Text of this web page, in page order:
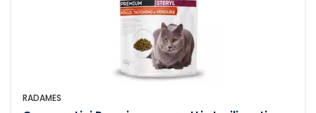
RADAMES